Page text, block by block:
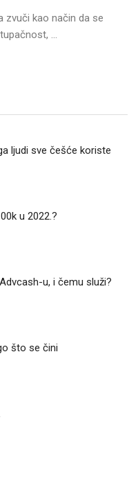
zvuči kao način da se
...
ljudi sve češće koriste
u 2022.?
u, i čemu služi?
što se čini